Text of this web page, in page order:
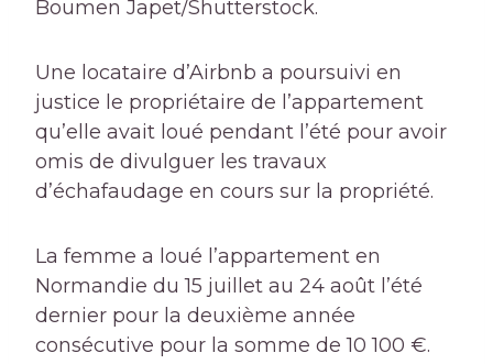
Boumen Japet/Shutterstock.
Une locataire d’Airbnb a poursuivi en
justice le propriétaire de l’appartement
qu’elle avait loué pendant l’été pour avoir
omis de divulguer les travaux
d’échafaudage en cours sur la propriété.
La femme a loué l’appartement en
Normandie du 15 juillet au 24 août l’été
dernier pour la deuxième année
consécutive pour la somme de 10 100 €.